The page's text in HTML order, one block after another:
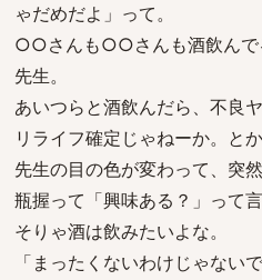
ゃだめだよ」って。
○○さんも○○さんも酒飲んで
先生。
あいつらと酒飲んだら、不良
リライフ確定じゃねーか。とか
先生の目の色が変わって、突
瓶握って「興味ある？」って言
そりゃ酒は飲みたいよな。
「まったくないわけじゃない